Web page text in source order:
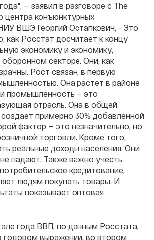
— заявил в разговоре с The
центра конъюнктурных
ВШЭ Георгий Остапкович, - Это
как Росстат досчитает к концу
экономику и экономику,
секторе. Они, как
Рост связан, в первую
Она растет в районе
промышленность — это
отрасль. Она в общей
примерно 30% добавленной
фактор — это незначительно, но
торговли. Кроме того,
реальные доходы населения. Они
падают. Также важно учесть
кредитование,
людям покупать товары. И
показывает оптовая
года ВВП, по данным Росстата,
годовом выражении, во втором